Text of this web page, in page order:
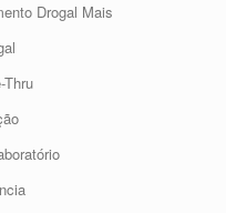
Drogal Mais
Thru